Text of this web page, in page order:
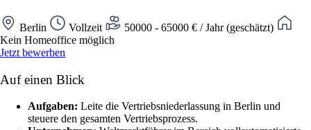
Berlin Vollzeit
50000 - 65000 € / Jahr (geschätzt)
Kein Homeoffice möglich
Jetzt bewerben
Auf einen Blick
Aufgaben: Leite die Vertriebsniederlassung in Berlin und
steuere den gesamten Vertriebsprozess.